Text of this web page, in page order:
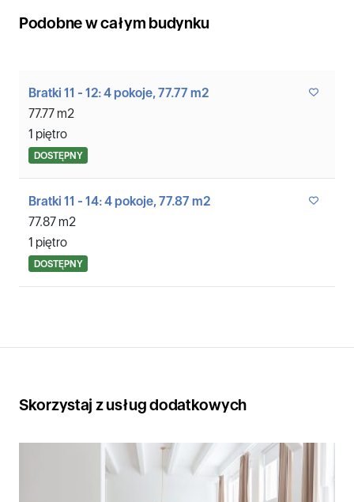
Podobne w całym budynku
Bratki 11 - 12: 4 pokoje, 77.77 m2
77.77 m2
1 piętro
DOSTĘPNY
Bratki 11 - 14: 4 pokoje, 77.87 m2
77.87 m2
1 piętro
DOSTĘPNY
Skorzystaj z usług dodatkowych